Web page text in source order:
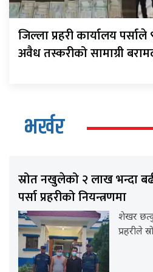
जिल्ला प्रहरी कार्यालय
अवैध तस्करीको सामाग्री
भर्खर
स्रोत नखुलेको २ लाख भन्दा
पर्सा प्रहरीको नियन्त्रणमा
शेखर
प्रहरीले